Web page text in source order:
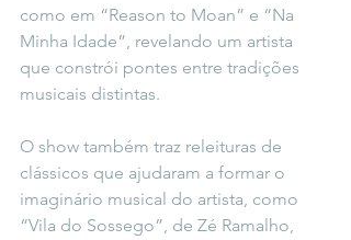
como em “Reason to Moan” e “Na
Minha Idade”, revelando um artista
que constrói pontes entre tradições
musicais distintas.
O show também traz releituras de
clássicos que ajudaram a formar o
imaginário musical do artista, como
“Vila do Sossego”, de Zé Ramalho,